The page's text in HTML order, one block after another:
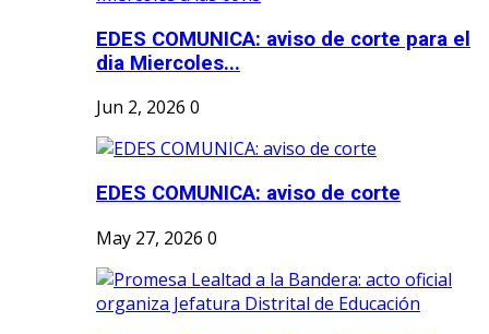
EDES COMUNICA: aviso de corte para el
dia Miercoles...
Jun 2, 2026 0
EDES COMUNICA: aviso de corte
May 27, 2026 0